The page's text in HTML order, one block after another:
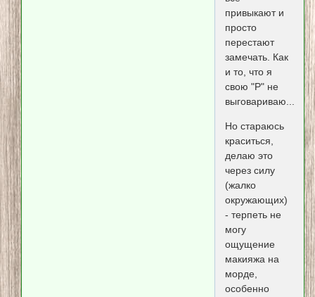
привыкают и
просто
перестают
замечать. Как
и то, что я
свою "Р" не
выговариваю...
Но стараюсь
краситься,
делаю это
через силу
(жалко
окружающих)
- терпеть не
могу
ощущение
макияжа на
морде,
особенно